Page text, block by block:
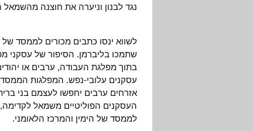
נגד לבנון וניערה את חוצנה
לשווא ינסו כתבים מכורים לממסד
שתמכו בליברמן. הסיפור של עסקני
בתוך מפלגת העבודה, ערבים או
עסקנים עלובי-נפש. המפלגות
אזרחים ערבים יחפשו לעצמם בני
העסקנים הפוליטיים משמאל
לממסד של הימין והמרכז הלאומני.